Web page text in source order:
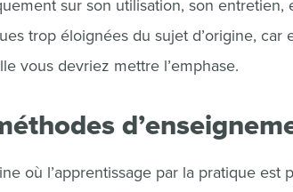
sur son utilisation, son entretien,
trop éloignées du sujet d’origine,
vous devriez mettre l’emphase.
où l’apprentissage par la pratique